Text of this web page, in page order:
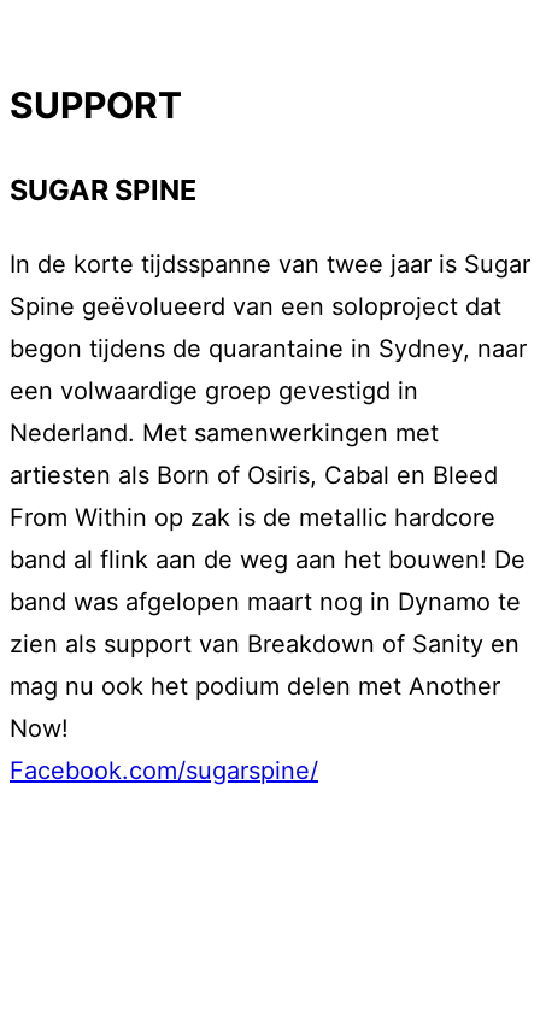
SUPPORT
SUGAR SPINE
In de korte tijdsspanne van twee jaar is Sugar
Spine geëvolueerd van een soloproject dat
begon tijdens de quarantaine in Sydney, naar
een volwaardige groep gevestigd in
Nederland. Met samenwerkingen met
artiesten als Born of Osiris, Cabal en Bleed
From Within op zak is de metallic hardcore
band al flink aan de weg aan het bouwen! De
band was afgelopen maart nog in Dynamo te
zien als support van Breakdown of Sanity en
mag nu ook het podium delen met Another
Now!
Facebook.com/sugarspine/